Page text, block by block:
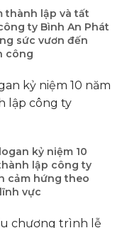
thành lập và tất
ty Bình An Phát
sức vươn đến
công
kỷ niệm 10
lập công ty
cảm hứng theo
vực